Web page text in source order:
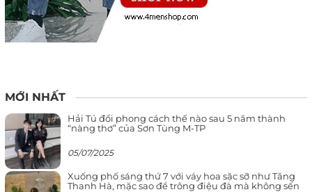
MỚI NHẤT
Hải Tú đổi phong cách thế nào sau 5 năm thành
“nàng thơ” của Sơn Tùng M-TP
05/07/2025
Xuống phố sáng thứ 7 với váy hoa sặc sỡ như Tăng
Thanh Hà, mặc sao để trông điệu đà mà không sến